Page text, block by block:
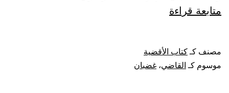
متابعة قراءة
قضاء
القاضي
مصنف كـ كتاب الأقضية
موسوم كـ القاضي، غضبان